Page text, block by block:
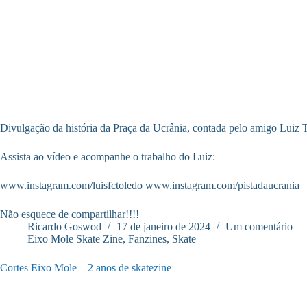
Divulgação da história da Praça da Ucrânia, contada pelo amigo Luiz
Assista ao vídeo e acompanhe o trabalho do Luiz:
www.instagram.com/luisfctoledo www.instagram.com/pistadaucrania
Não esquece de compartilhar!!!!
Ricardo Goswod
17 de janeiro de 2024
Um comentário
Eixo Mole Skate Zine, Fanzines, Skate
Cortes Eixo Mole – 2 anos de skatezine